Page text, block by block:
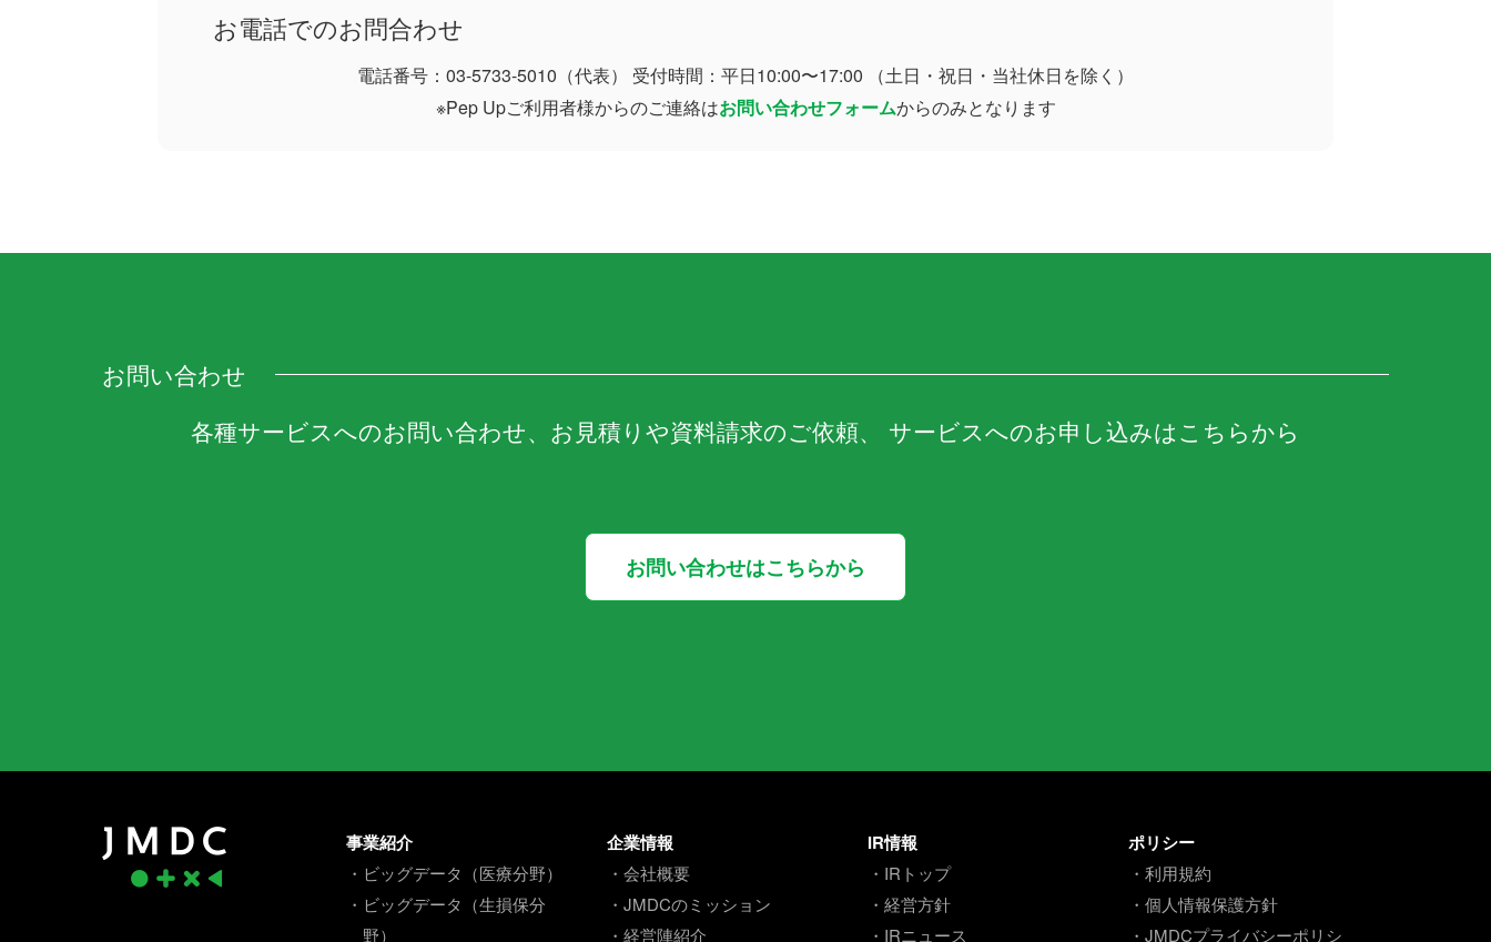
お電話でのお問合わせ
電話番号：03-5733-5010（代表） 受付時間：平日10:00〜17:00 （土日・祝日・当社休日を除く）
※Pep Upご利用者様からのご連絡はお問い合わせフォームからのみとなります
お問い合わせ
各種サービスへのお問い合わせ、お見積りや資料請求のご依頼、 サービスへのお申し込みはこちらから
お問い合わせはこちらから
事業紹介
・ビッグデータ（医療分野）
・ビッグデータ（生損保分
野）
企業情報
・会社概要
・JMDCのミッション
・経営陣紹介
IR情報
・IRトップ
・経営方針
・IRニュース
ポリシー
・利用規約
・個人情報保護方針
・JMDCプライバシーポリシ